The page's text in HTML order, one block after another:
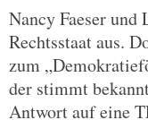
Nancy Faeser und
Rechtsstaat aus.
zum
der stimmt
Antwort auf eine